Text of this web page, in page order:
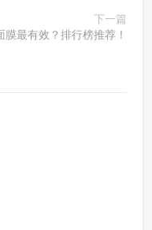
下一篇
膜最有效？排行榜推荐！